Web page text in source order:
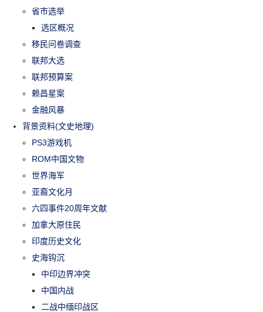
省市选举
选区概况
移民问卷调查
联邦大选
联邦预算案
赖昌星案
金融风暴
背景资料(文史地理)
PS3游戏机
ROM中国文物
世界海军
亚裔文化月
六四事件20周年文献
加拿大原住民
印度历史文化
史海钩沉
中印边界冲突
中国内战
二战中缅印战区